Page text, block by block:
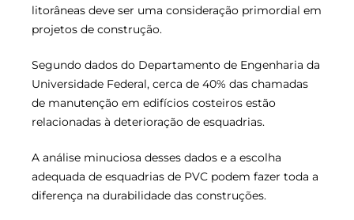
litorâneas deve ser uma consideração primordial em
projetos de construção.
Segundo dados do Departamento de Engenharia da
Universidade Federal, cerca de 40% das chamadas
de manutenção em edifícios costeiros estão
relacionadas à deterioração de esquadrias.
A análise minuciosa desses dados e a escolha
adequada de esquadrias de PVC podem fazer toda a
diferença na durabilidade das construções.